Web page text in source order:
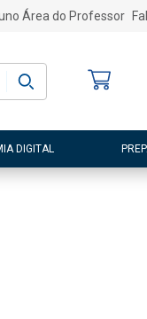
Área do Professor
DIGITAL